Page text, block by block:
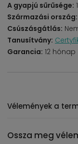
A gyapjú sűrűsége:
Származási ország:
Csúszásgátlás:
Tanusítvány:
Garancia: 12 hónap
Vélemények a
Ossza meg